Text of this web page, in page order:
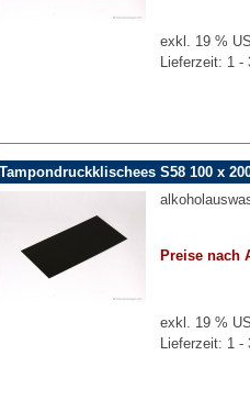
exkl. 19 %
Lieferzeit: 1 -
Tampondruckklischees S58 100 x
Preise nach
exkl. 19 %
Lieferzeit: 1 -